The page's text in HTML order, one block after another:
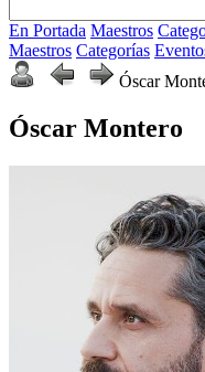
En Portada Maestros
Maestros Categorías
Óscar
Óscar Montero